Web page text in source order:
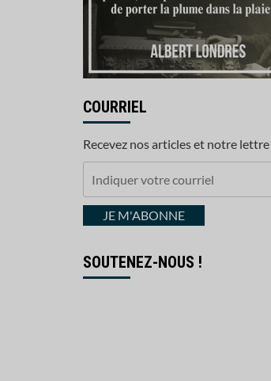
COURRIEL
Recevez nos articles et notre
courrielJE M'ABONNE
SOUTENEZ-NOUS !